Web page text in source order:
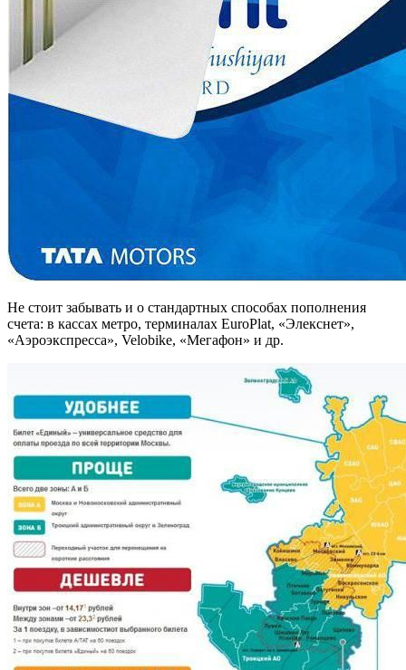
Не стоит забывать и о стандартных способах пополнения
счета: в кассах метро, терминалах EuroPlat, «Элекснет»,
«Аэроэкспресса», Velobike, «Мегафон» и др.